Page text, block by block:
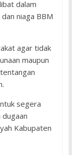
dalam
niaga BBM
agar tidak
maupun
segera
Kabupaten